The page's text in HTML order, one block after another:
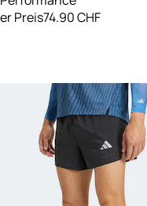
Preis74.90 CHF